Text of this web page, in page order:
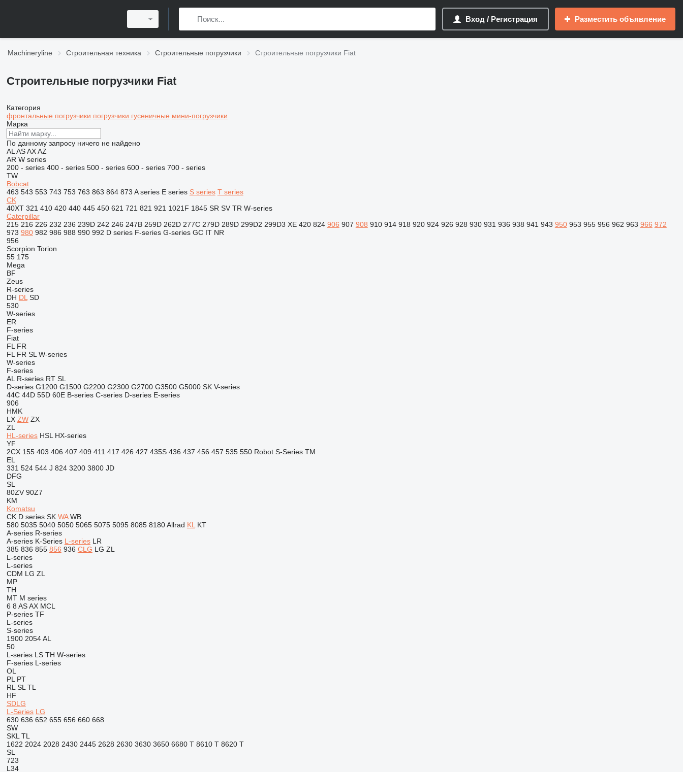
Вход / Регистрация Разместить объявление
Machineryline Строительная техника Строительные погрузчики Строительные погрузчики Fiat
Строительные погрузчики Fiat
Категория
фронтальные погрузчики погрузчики гусеничные мини-погрузчики
Марка
По данному запросу ничего не найдено
AL AS AX AZ
AR W series
200 - series 400 - series 500 - series 600 - series 700 - series
TW
Bobcat
463 543 553 743 753 763 863 864 873 A series E series S series T series
CK
40XT 321 410 420 440 445 450 621 721 821 921 1021F 1845 SR SV TR W-series
Caterpillar
215 216 226 232 236 239D 242 246 247B 259D 262D 277C 279D 289D 299D2 299D3 XE 420 824 906 907 908 910 914 918 920 924 926 928 930 931 936 938 941 943 950 953 955 956 962 963 966 972
973 980 982 986 988 990 992 D series F-series G-series GC IT NR
956
Scorpion Torion
55 175
Mega
BF
Zeus
R-series
DH DL SD
530
W-series
ER
F-series
Fiat
FL FR
FL FR SL W-series
W-series
F-series
AL R-series RT SL
D-series G1200 G1500 G2200 G2300 G2700 G3500 G5000 SK V-series
44C 44D 55D 60E B-series C-series D-series E-series
906
HMK
LX ZW ZX
ZL
HL-series HSL HX-series
YF
2CX 155 403 406 407 409 411 417 426 427 435S 436 437 456 457 535 550 Robot S-Series TM
EL
331 524 544 J 824 3200 3800 JD
DFG
SL
80ZV 90Z7
KM
Komatsu
CK D series SK WA WB
580 5035 5040 5050 5065 5075 5095 8085 8180 Allrad KL KT
A-series R-series
A-series K-Series L-series LR
385 836 855 856 936 CLG LG ZL
L-series
L-series
CDM LG ZL
MP
TH
MT M series
6 8 AS AX MCL
P-series TF
L-series
S-series
1900 2054 AL
50
L-series LS TH W-series
F-series L-series
OL
PL PT
RL SL TL
HF
SDLG
L-Series LG
630 636 652 655 656 660 668
SW
SKL TL
1622 2024 2028 2430 2445 2628 2630 3630 3650 6680 T 8610 T 8620 T
SL
723
L34